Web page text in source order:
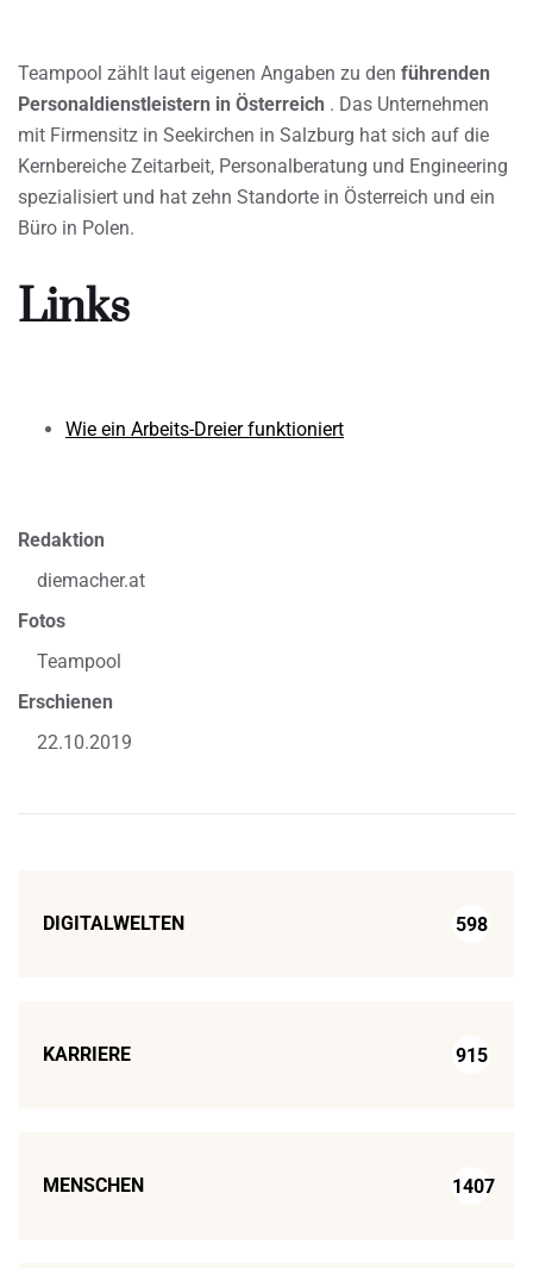
Teampool zählt laut eigenen Angaben zu den führenden
Personaldienstleistern in Österreich . Das Unternehmen
mit Firmensitz in Seekirchen in Salzburg hat sich auf die
Kernbereiche Zeitarbeit, Personalberatung und Engineering
spezialisiert und hat zehn Standorte in Österreich und ein
Büro in Polen.
Links
Wie ein Arbeits-Dreier funktioniert
Redaktion
diemacher.at
Fotos
Teampool
Erschienen
22.10.2019
DIGITALWELTEN 598
KARRIERE 915
MENSCHEN 1407